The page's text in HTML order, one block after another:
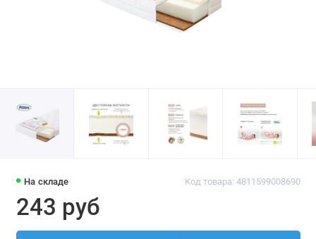
На складе Код товара: 4811599008690
243 руб